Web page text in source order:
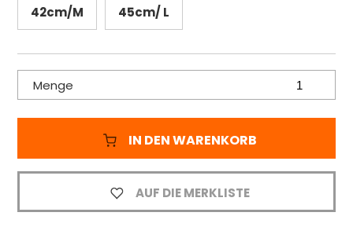
42cm/M 45cm/ L
Menge
IN DEN WARENKORB
AUF DIE MERKLISTE